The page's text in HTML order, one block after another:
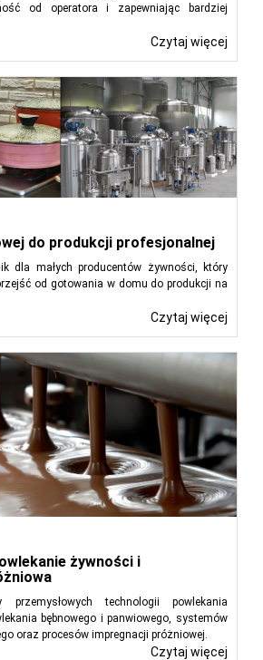
od operatora i zapewniając bardziej
Czytaj więcej
do produkcji profesjonalnej
dla małych producentów żywności, który
od gotowania w domu do produkcji na
Czytaj więcej
żywności i
przemysłowych technologii powlekania
bębnowego i panwiowego, systemów
oraz procesów impregnacji próżniowej.
Czytaj więcej